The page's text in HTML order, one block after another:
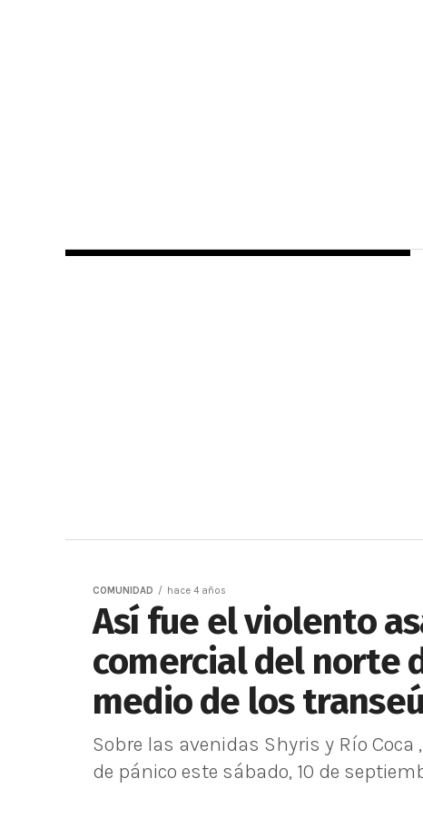
COMUNIDAD hace 4 años
Así fue el violento
comercial del norte
medio de los
Sobre las avenidas Shyris y Río
de pánico este sábado, 10 de